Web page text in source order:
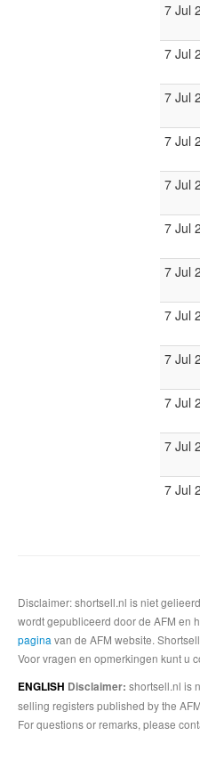
7 Jul
7 Jul
7 Jul
7 Jul
7 Jul
7 Jul
7 Jul
7 Jul
7 Jul
7 Jul
7 Jul
7 Jul
Disclaimer: shortsell.nl is niet
wordt gepubliceerd door de AFM en
pagina van de AFM website.
Voor vragen en opmerkingen kunt u
ENGLISH Disclaimer: shortsell.nl is
selling registers published by the
For questions or remarks, please